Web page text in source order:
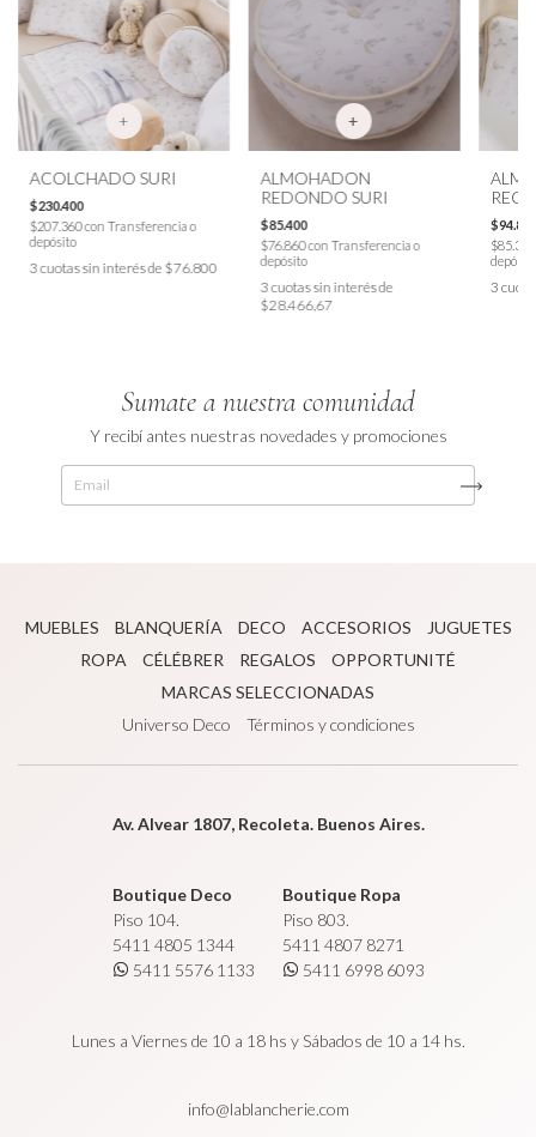
+
ACOLCHADO SURI
$230.400
$207.360con Transferencia o
depósito
3cuotas sin interés de $76.800
ALMOHADON
REDONDO SURI
$85.400
$76.860con Transferencia o
depósito
3cuotas sin interés de
$28.466,67
$94.800
depósito
3
Sumate a nuestra comunidad
Y recibí antes nuestras novedades y promociones
MUEBLES BLANQUERÍA DECO ACCESORIOS
JUGUETES
ROPA
CÉLÉBRER REGALOS
OPPORTUNITÉ
MARCAS SELECCIONADAS
Universo Deco
Términos y condiciones
Av. Alvear 1807, Recoleta. Buenos Aires.
Boutique Deco
Piso 104.
5411 4805 1344
5411 5576 1133
Boutique Ropa
Piso 803.
5411 4807 8271
5411 6998 6093
Lunes a Viernes de 10 a 18 hs y Sábados de 10 a 14 hs.
info@lablancherie.com